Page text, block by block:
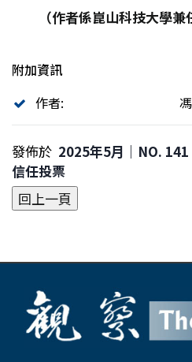
（作者係崑山科技大學兼
附加資訊
作者:
發佈於 2025年5月｜NO.
信任投票